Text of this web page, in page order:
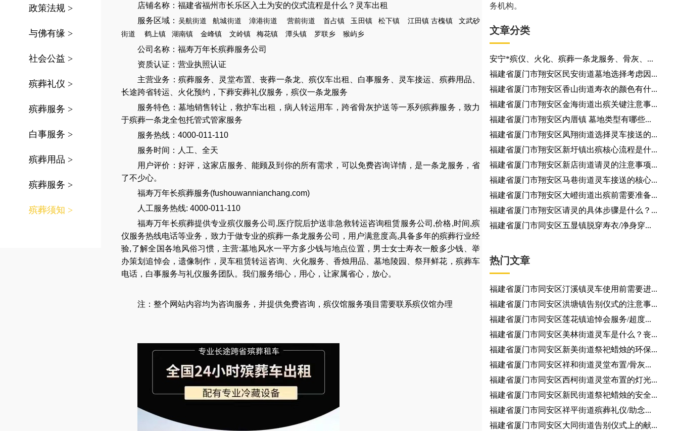
政策法规 >
与佛有缘 >
社会公益 >
殡葬礼仪 >
殡葬服务 >
白事服务 >
殡葬用品 >
殡葬服务 >
殡葬须知 >
店铺名称：福建省福州市长乐区入土为安的仪式流程是什么？灵车出租
服务区域： 吴航街道 航城街道 漳港街道 营前街道 首占镇 玉田镇 松下镇 江田镇 古槐镇
文武砂
街道
鹤上镇 湖南镇 金峰镇 文岭镇 梅花镇 潭头镇 罗联乡 猴屿乡
公司名称： 福寿万年长殡葬服务公司
资质认证：营业执照认证
主营业务： 殡葬服务 灵堂布置 、丧葬一条龙 、殡仪车出租 白事服务 灵车接运 殡葬用品
长途跨省转运
火化预约 ， 下葬安葬礼仪服务 ， 殡仪一条龙服务
服务特色： 墓地销售转让 ， 救护车出租 ， 病人转运用车 ， 跨省骨灰护送等一系列殡葬服务， 致力
于殡葬一条龙全包托管式管家服务
服务热线：4000-011-110
服务时间：人工、全天
用户评价：好评，这家店服务、能顾及到你的所有需求，可以免费咨询详情，是一条龙服务，省
了不少心。
福寿万年长殡葬服务(fushouwannianchang.com)
人工服务热线: 4000-011-110
福寿万年长殡葬提供专业殡仪服务公司 ,医疗院后护送非急救转运咨询租赁服务公司 ,价格,时间,殡
仪服务热线电话等业务，致力于做专业的殡葬一条龙服务公司
，用户满意度高,具备多年的殡葬行业经
验,了解全国各地风俗习惯，主营:墓地风水一平方多少钱与地点位置 ， 男士女士寿衣一般多少钱 、举
办策划追悼会 ， 遗像制作 ， 灵车租赁转运咨询 火化服务 香烛用品 、墓地陵园 、祭拜鲜花 ， 殡葬车
电话 ， 白事服务与礼仪服务团队 。我们服务细心，用心，让家属省心，放心。
注：整个网站内容均为咨询服务，并提供免费咨询，殡仪馆服务项目需要联系殡仪馆办理
务机构。
文章分类
安宁*殡仪、火化、殡葬一条龙服务、骨灰、...
福建省厦门市翔安区民安街道墓地选择考虑因...
福建省厦门市翔安区香山街道寿衣的颜色有什...
福建省厦门市翔安区金海街道出殡关键注意事...
福建省厦门市翔安区内厝镇 墓地类型有哪些...
福建省厦门市翔安区凤翔街道选择灵车接送的...
福建省厦门市翔安区新圩镇出殡核心流程是什...
福建省厦门市翔安区新店街道请灵的注意事项...
福建省厦门市翔安区马巷街道灵车接送的核心...
福建省厦门市翔安区大嶝街道出殡前需要准备...
福建省厦门市翔安区请灵的具体步骤是什么？...
福建省厦门市同安区五显镇脱穿寿衣/净身穿...
热门文章
福建省厦门市同安区汀溪镇灵车使用前需要进...
福建省厦门市同安区洪塘镇告别仪式的注意事...
福建省厦门市同安区莲花镇追悼会服务/超度...
福建省厦门市同安区美林街道灵车是什么？丧...
福建省厦门市同安区新美街道祭祀蜡烛的环保...
福建省厦门市同安区祥和街道灵堂布置/骨灰...
福建省厦门市同安区西柯街道灵堂布置的灯光...
福建省厦门市同安区新民街道祭祀蜡烛的安全...
福建省厦门市同安区祥平街道殡葬礼仪/助念...
福建省厦门市同安区大同街道告别仪式上的献...